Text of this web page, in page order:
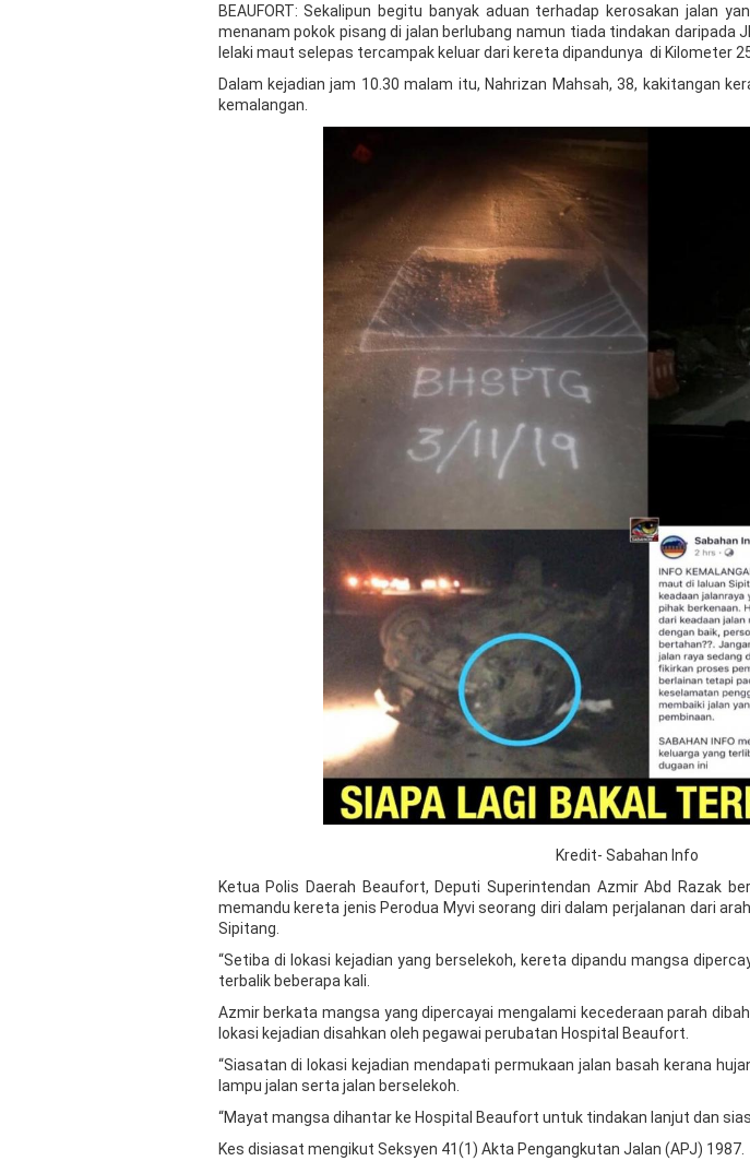
BEAUFORT: Sekalipun begitu banyak aduan terhadap kerosakan jalan
menanam pokok pisang di jalan berlubang namun tiada tindakan daripada
lelaki maut selepas tercampak keluar dari kereta dipandunya di Kilometer
Dalam kejadian jam 10.30 malam itu, Nahrizan Mahsah, 38, kakitangan
kemalangan.
Kredit- Sabahan Info
Ketua Polis Daerah Beaufort, Deputi Superintendan Azmir Abd Razak
memandu kereta jenis Perodua Myvi seorang diri dalam perjalanan dari
Sipitang.
“Setiba di lokasi kejadian yang berselekoh, kereta dipandu mangsa
terbalik beberapa kali.
Azmir berkata mangsa yang dipercayai mengalami kecederaan parah
lokasi kejadian disahkan oleh pegawai perubatan Hospital Beaufort.
“Siasatan di lokasi kejadian mendapati permukaan jalan basah kerana
lampu jalan serta jalan berselekoh.
“Mayat mangsa dihantar ke Hospital Beaufort untuk tindakan lanjut dan
Kes disiasat mengikut Seksyen 41(1) Akta Pengangkutan Jalan (APJ) 1987.